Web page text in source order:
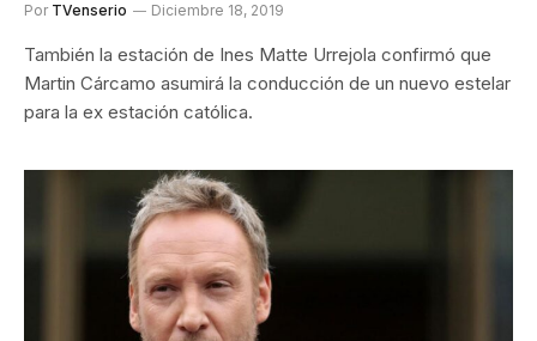
Por TVenserio Diciembre 18, 2019
También la estación de Ines Matte Urrejola confirmó que
Martin Cárcamo asumirá la conducción de un nuevo estelar
para la ex estación católica.